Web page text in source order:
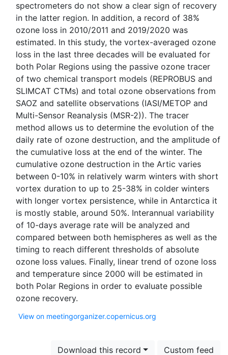
spectrometers do not show a clear sign of recovery
in the latter region. In addition, a record of 38%
ozone loss in 2010/2011 and 2019/2020 was
estimated. In this study, the vortex-averaged ozone
loss in the last three decades will be evaluated for
both Polar Regions using the passive ozone tracer
of two chemical transport models (REPROBUS and
SLIMCAT CTMs) and total ozone observations from
SAOZ and satellite observations (IASI/METOP and
Multi-Sensor Reanalysis (MSR-2)). The tracer
method allows us to determine the evolution of the
daily rate of ozone destruction, and the amplitude of
the cumulative loss at the end of the winter. The
cumulative ozone destruction in the Artic varies
between 0-10% in relatively warm winters with short
vortex duration to up to 25-38% in colder winters
with longer vortex persistence, while in Antarctica it
is mostly stable, around 50%. Interannual variability
of 10-days average rate will be analyzed and
compared between both hemispheres as well as the
timing to reach different thresholds of absolute
ozone loss values. Finally, linear trend of ozone loss
and temperature since 2000 will be estimated in
both Polar Regions in order to evaluate possible
View on meetingorganizer.copernicus.org
Download this record Custom feed